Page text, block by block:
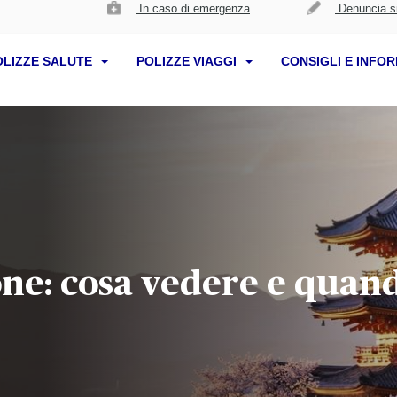
In caso di emergenza Denuncia
SALUTE POLIZZE VIAGGI CONSIGLI E
cosa vedere e